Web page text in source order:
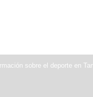
sobre el deporte en